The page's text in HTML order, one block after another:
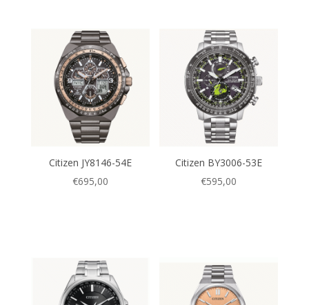
Citizen JY8146-54E
€695,00
Citizen BY3006-53E
€595,00